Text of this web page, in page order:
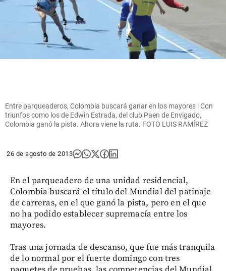
Entre parqueaderos, Colombia buscará ganar en los mayores | Con
triunfos como los de Edwin Estrada, del club Paen de Envigado,
Colombia ganó la pista. Ahora viene la ruta. FOTO LUIS RAMÍREZ
26 de agosto de 2013
En el parqueadero de una unidad residencial,
Colombia buscará el título del Mundial del patinaje
de carreras, en el que ganó la pista, pero en el que
no ha podido establecer supremacía entre los
mayores.
Tras una jornada de descanso, que fue más tranquila
de lo normal por el fuerte domingo con tres